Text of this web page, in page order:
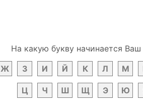
На какую букву начинается Ваш
Ж З И Й К Л М
Ц Ч Ш Щ Э Ю